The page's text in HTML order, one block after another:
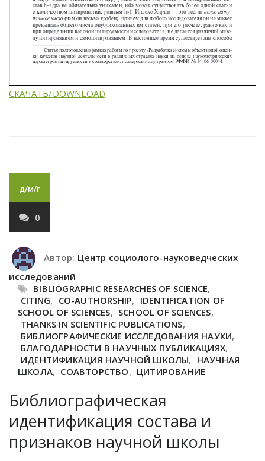
СКАЧАТЬ/DOWNLOAD
д/м/г
0
Автор: Центр социолого-науковедческих
исследований
BIBLIOGRAPHIC RESEARCHES OF SCIENCE,
CITING, CO-AUTHORSHIP, IDENTIFICATION OF
SCHOOL OF SCIENCES, SCHOOL OF SCIENCES,
THANKS IN SCIENTIFIC PUBLICATIONS,
БИБЛИОГРАФИЧЕСКИЕ ИССЛЕДОВАНИЯ НАУКИ,
БЛАГОДАРНОСТИ В НАУЧНЫХ ПУБЛИКАЦИЯХ,
ИДЕНТИФИКАЦИЯ НАУЧНОЙ ШКОЛЫ, НАУЧНАЯ
ШКОЛА, СОАВТОРСТВО, ЦИТИРОВАНИЕ
Библиографическая
идентификация состава и
признаков научной школы